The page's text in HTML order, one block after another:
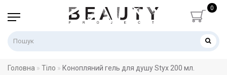
0
Головна Тіло Конопляний гель для душу Styx 200 мл.